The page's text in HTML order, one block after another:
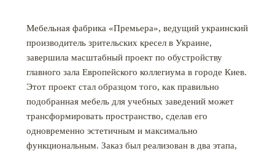
Мебельная фабрика «Премьера», ведущий украинский
производитель зрительских кресел в Украине,
завершила масштабный проект по обустройству
главного зала Европейского коллегиума в городе Киев.
Этот проект стал образцом того, как правильно
подобранная мебель для учебных заведений может
трансформировать пространство, сделав его
одновременно эстетичным и максимально
функциональным. Заказ был реализован в два этапа,